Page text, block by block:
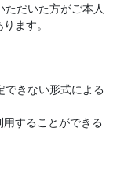
だいた方がご本人
ます。
できない形式による
することができる